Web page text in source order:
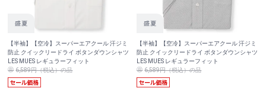
【半袖】【空冷】スーパーエアクール 汗ジミ
防止 クイックリードライ ボタンダウンシャツ
LES MUES レギュラーフィット
6,589円（税込）の品
【半袖】【空冷】スーパーエアクール 汗ジミ
防止 クイックリードライ ボタンダウンシャツ
LES MUES レギュラーフィット
6,589円（税込）の品